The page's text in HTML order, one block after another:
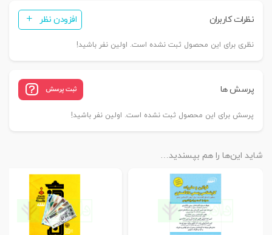
نظرات کاربران افزودن نظر
نظری برای این محصول ثبت نشده است. اولین نفر باشید!
پرسش ها ثبت پرسش
پرسش برای این محصول ثبت نشده است. اولین نفر باشید!
شاید این‌ها را هم بپسندید…